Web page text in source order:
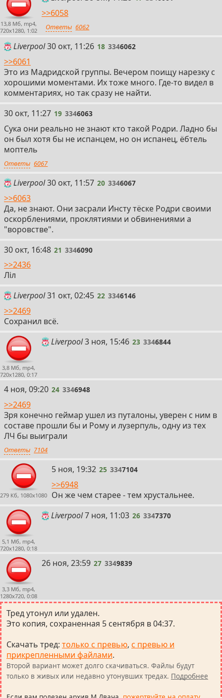
13,8 Мб, mp4,
720x1280, 1:02
>>6058
Ответы 6062
Liverpool18
30 окт, 11:26 18 3346062
>>6061
Это из Мадридской группы. Вечером поищу нарезку с
хорошими моментами. Их тоже много. Где-то видел в
комментариях, но так сразу не найти.
19
30 окт, 11:27 19 3346063
Сука они реально не знают кто такой Родри. Ладно бы
он был хотя бы не испанцем, но он испанец, ёбтель
моптель
Ответы 6067
Liverpool20
30 окт, 11:57 20 3346067
>>6063
Да, не знают. Они засрали Инсту тёске Родри своими
оскорблениями, проклятиями и обвинениями а
"воровстве".
21
30 окт, 16:48 21 3346090
>>2436
Лiл
Liverpool22
31 окт, 02:45 22 3346146
>>2469
Сохранил всё.
3,8 Мб, mp4,
720x1280, 0:17
Liverpool23
3 ноя, 15:46 23 3346844
24
4 ноя, 09:20 24 3346948
>>2469
Зря конечно геймар ушел из путалоны, уверен с ним в
составе прошли бы и Рому и лузерпуль, одну из тех
ЛЧ бы выиграли
Ответы 7104
279 Кб, 1080x1080
25
5 ноя, 19:32 25 3347104
>>6948
Он же чем старее - тем хрустальнее.
5,1 Мб, mp4,
720x1280, 0:18
Liverpool26
7 ноя, 11:03 26 3347370
3,3 Мб, mp4,
1280x720, 0:08
27
26 ноя, 23:59 27 3349839
Тред утонул или удален.
Это копия, сохраненная 5 сентября в 04:37.
Скачать тред: только с превью, с превью и
прикрепленными файлами.
Второй вариант может долго скачиваться. Файлы будут
только в живых или недавно утонувших тредах. Подробнее